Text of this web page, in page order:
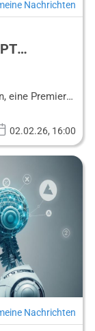
Nachrichten
eine Premiere
02.02.26, 16:00
Nachrichten